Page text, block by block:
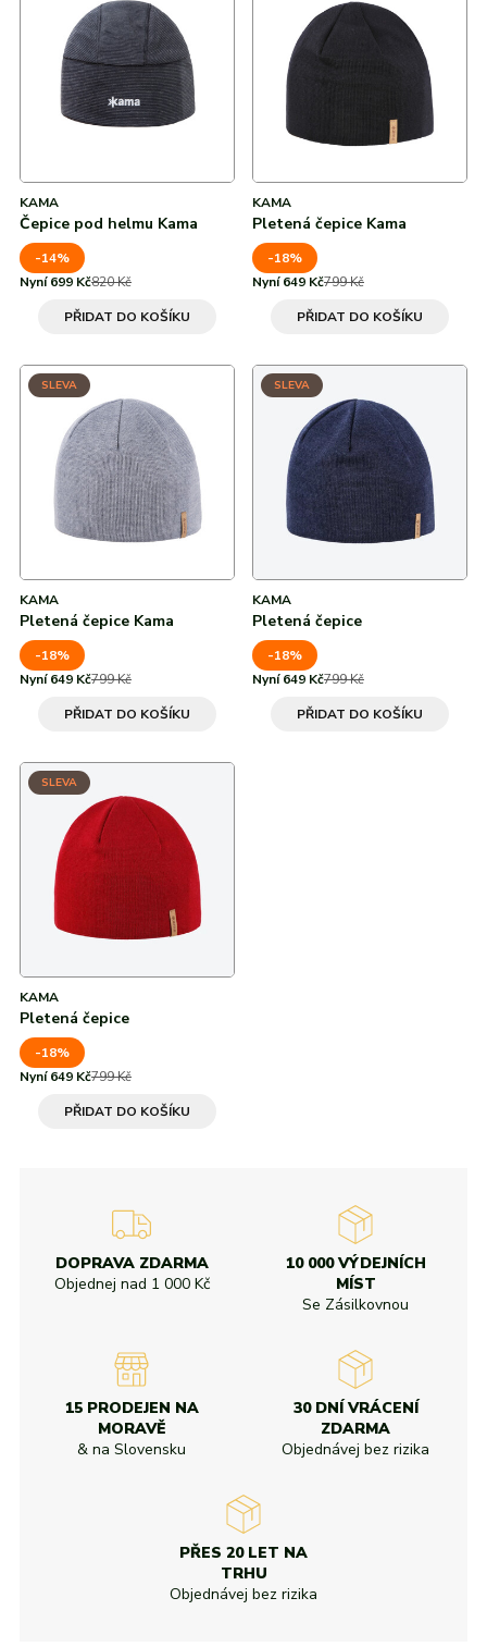
KAMA
Čepice pod helmu Kama
-14%
Nyní 699 Kč820 Kč
PŘIDAT DO KOŠÍKU
KAMA
Pletená čepice Kama
-18%
Nyní 649 Kč799 Kč
PŘIDAT DO KOŠÍKU
SLEVA
KAMA
Pletená čepice Kama
-18%
Nyní 649 Kč799 Kč
PŘIDAT DO KOŠÍKU
SLEVA
KAMA
Pletená čepice
-18%
Nyní 649 Kč799 Kč
PŘIDAT DO KOŠÍKU
SLEVA
KAMA
Pletená čepice
-18%
Nyní 649 Kč799 Kč
PŘIDAT DO KOŠÍKU
DOPRAVA ZDARMA
Objednej nad 1 000 Kč
10 000 VÝDEJNÍCH
MÍST
Se Zásilkovnou
15 PRODEJEN NA
MORAVĚ
& na Slovensku
30 DNÍ VRÁCENÍ
ZDARMA
Objednávej bez rizika
PŘES 20 LET NA
TRHU
Objednávej bez rizika